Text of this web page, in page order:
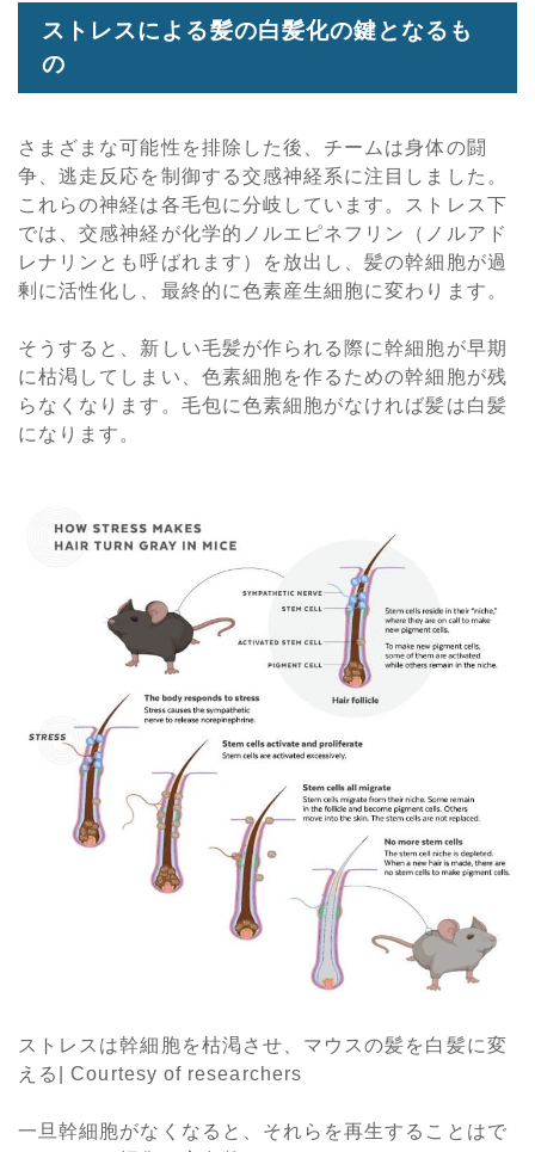
ストレスによる髪の白髪化の鍵となるも
の
さまざまな可能性を排除した後、チームは身体の闘
争、逃走反応を制御する交感神経系に注目しました。
これらの神経は各毛包に分岐しています。ストレス下
では、交感神経が化学的ノルエピネフリン（ノルアド
レナリンとも呼ばれます）を放出し、髪の幹細胞が過
剰に活性化し、最終的に色素産生細胞に変わります。
そうすると、新しい毛髪が作られる際に幹細胞が早期
に枯渇してしまい、色素細胞を作るための幹細胞が残
らなくなります。毛包に色素細胞がなければ髪は白髪
になります。
ストレスは幹細胞を枯渇させ、マウスの髪を白髪に変
える| Courtesy of researchers
一旦幹細胞がなくなると、それらを再生することはで